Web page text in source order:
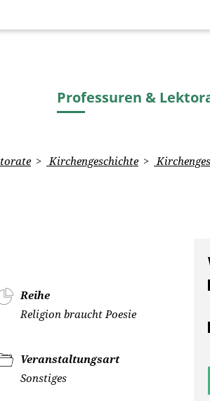
Professuren &
Kirchengeschichte
Reihe
Religion braucht Poesie
Veranstaltungsart
Sonstiges